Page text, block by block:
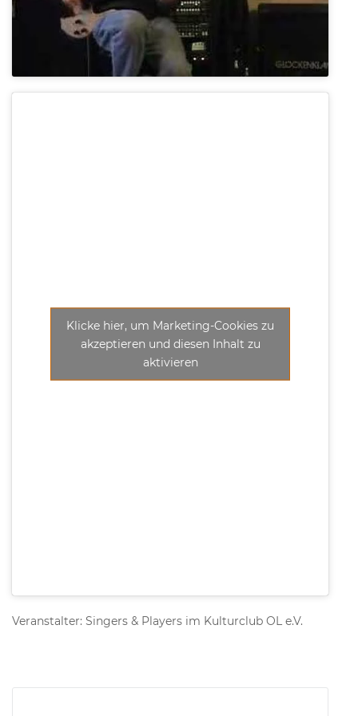
Klicke hier, um Marketing-Cookies zu
akzeptieren und diesen Inhalt zu
aktivieren
Veranstalter: Singers & Players im Kulturclub OL e.V.